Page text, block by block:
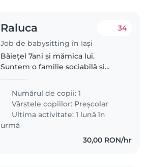
Raluca
Job de babysitting în Iași
34
Băiețel 7ani și mămica lui.
Suntem o familie sociabilă și
cineva disponibil 3 zile pe
săptămână. Intervalul 11:35-15:30 .
Numărul de copii: 1
Vârstele copiilor: Preșcolar
Ultima activitate: 1 lună în
urmă
30,00 RON/hr